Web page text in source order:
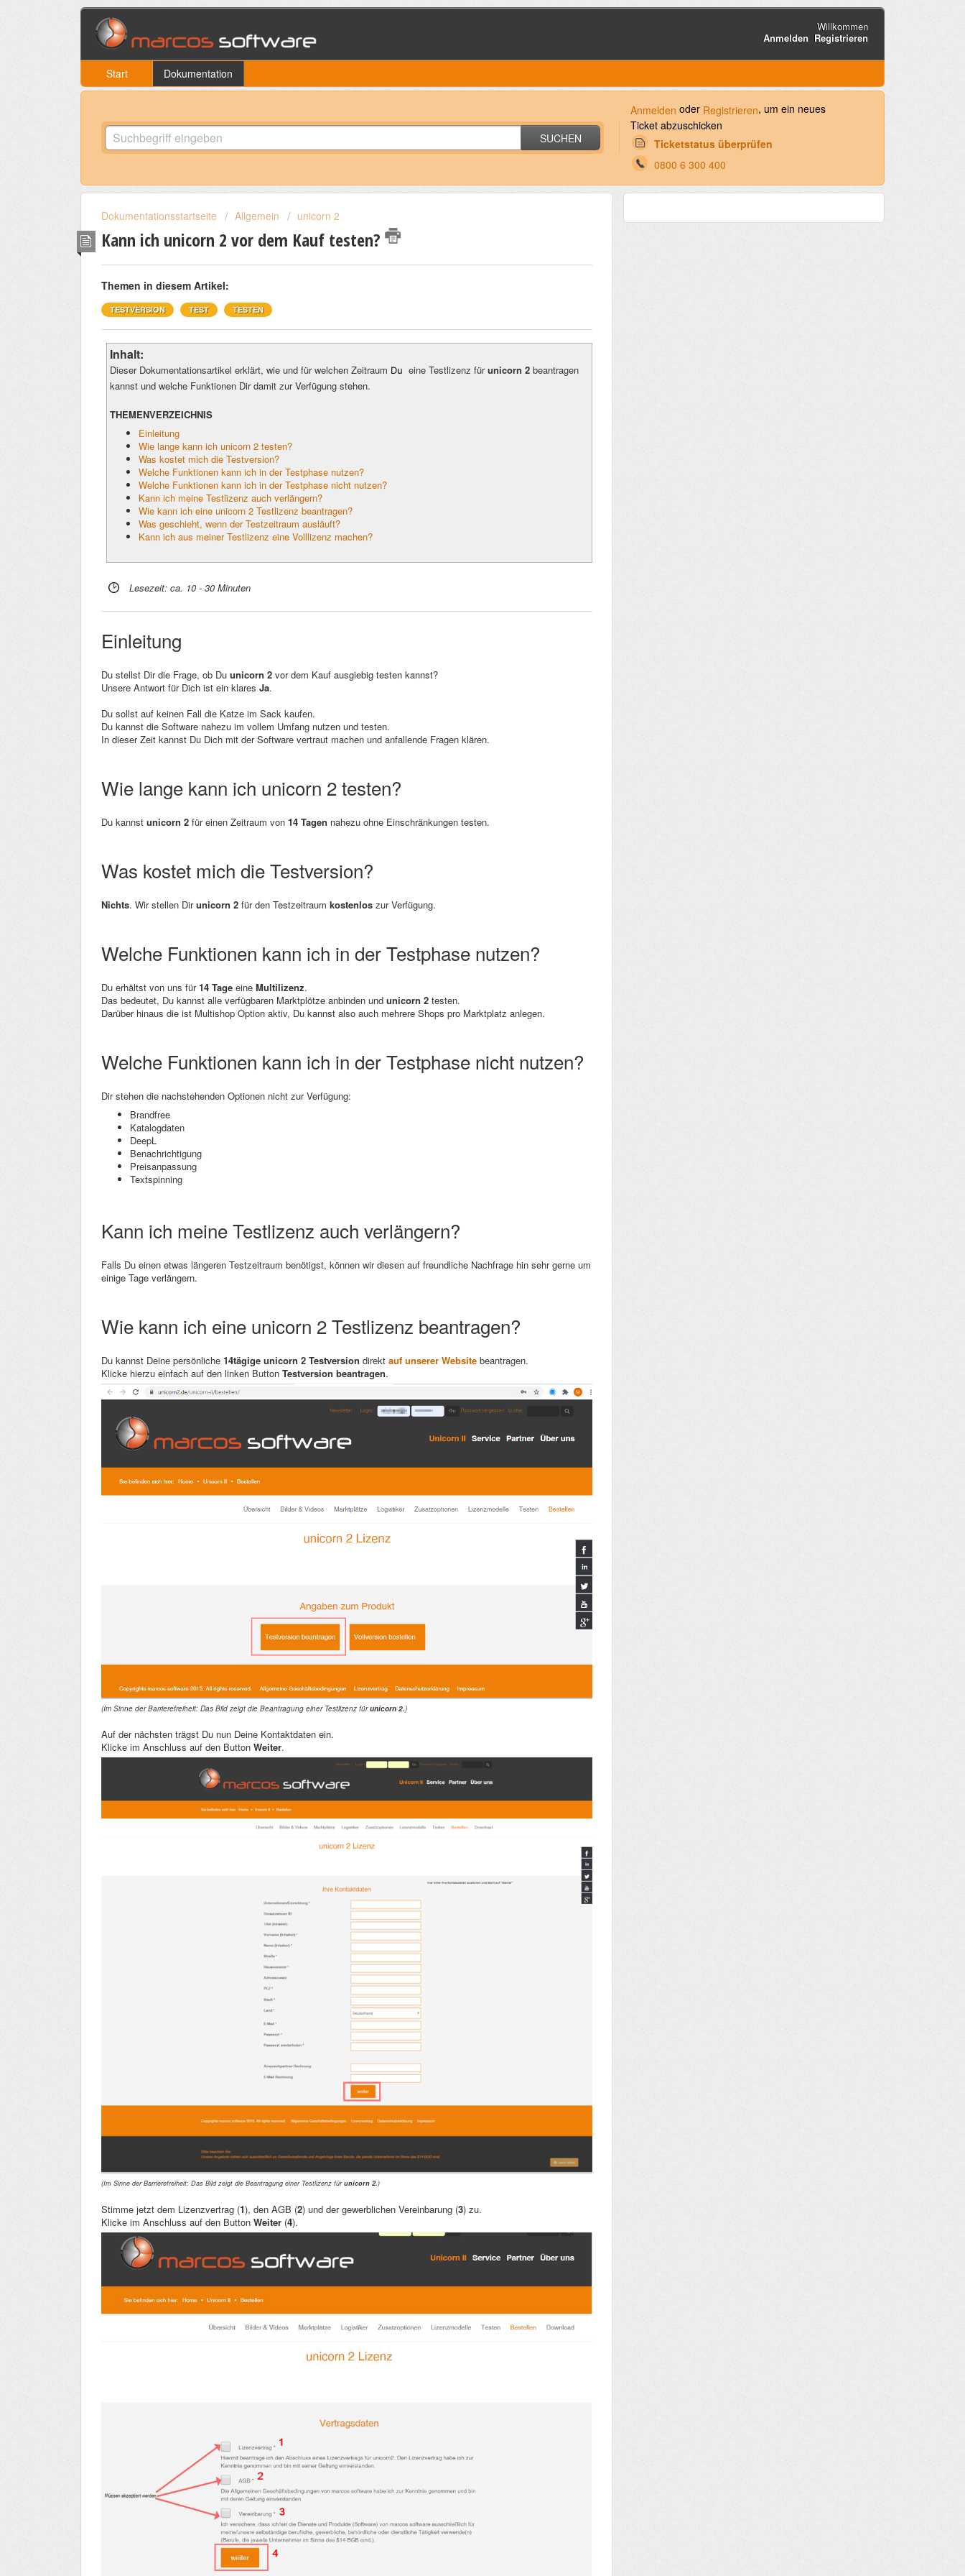
Willkommen
Anmelden Registrieren
Start Dokumentation
SUCHEN
Anmelden oder Registrieren, um ein neues
Ticket abzuschicken
Ticketstatus überprüfen
0800 6 300 400
Dokumentationsstartseite Allgemein unicorn 2
Kann ich unicorn 2 vor dem Kauf testen?
Themen in diesem Artikel:
TESTVERSION TEST TESTEN
Inhalt:
Dieser Dokumentationsartikel erklärt, wie und für welchen Zeitraum Du eine Testlizenz fürunicorn 2beantragen
kannst und welche Funktionen Dir damit zur Verfügung stehen.
THEMENVERZEICHNIS
Einleitung
Wie lange kann ich unicorn 2 testen?
Was kostet mich die Testversion?
Welche Funktionen kann ich in der Testphase nutzen?
Welche Funktionen kann ich in der Testphase nicht nutzen?
Kann ich meine Testlizenz auch verlängern?
Wie kann ich eine unicorn 2 Testlizenz beantragen?
Was geschieht, wenn der Testzeitraum ausläuft?
Kann ich aus meiner Testlizenz eine Volllizenz machen?
Lesezeit: ca. 10 - 30 Minuten
Einleitung
Du stellst Dir die Frage, ob Du unicorn 2 vor dem Kauf ausgiebig testen kannst?
Unsere Antwort für Dich ist ein klares Ja.
Du sollst auf keinen Fall die Katze im Sack kaufen.
Du kannst die Software nahezu im vollem Umfang nutzen und testen.
In dieser Zeit kannst Du Dich mit der Software vertraut machen und anfallende Fragen klären.
Wie lange kann ich unicorn 2 testen?
Du kannst unicorn 2 für einen Zeitraum von 14 Tagen nahezu ohne Einschränkungen testen.
Was kostet mich die Testversion?
Nichts. Wir stellen Dirunicorn 2 für den Testzeitraum kostenlos zur Verfügung.
Welche Funktionen kann ich in der Testphase nutzen?
Du erhältst von uns für14 Tage eine Multilizenz.
Das bedeutet, Du kannst alle verfügbaren Marktplötze anbinden und unicorn 2 testen.
Darüber hinaus die ist Multishop Option aktiv, Du kannst also auch mehrere Shops pro Marktplatz anlegen.
Welche Funktionen kann ich in der Testphase nicht nutzen?
Dir stehen die nachstehenden Optionen nicht zur Verfügung:
Brandfree
Katalogdaten
DeepL
Benachrichtigung
Preisanpassung
Textspinning
Kann ich meine Testlizenz auch verlängern?
Falls Du einen etwas längeren Testzeitraum benötigst, können wir diesen auf freundliche Nachfrage hin sehr gerne um
einige Tage verlängern.
Wie kann ich eine unicorn 2 Testlizenz beantragen?
Du kannst Deine persönliche 14tägige unicorn 2 Testversion direkt auf unserer Website beantragen.
Klicke hierzu einfach auf den linken Button Testversion beantragen.
(Im Sinne der Barrierefreiheit: Das Bild zeigt die Beantragung einer Testlizenz fürunicorn 2.)
Auf der nächsten trägst Du nun Deine Kontaktdaten ein.
Klicke im Anschluss auf den Button Weiter.
(Im Sinne der Barrierefreiheit: Das Bild zeigt die Beantragung einer Testlizenz fürunicorn 2.)
Stimme jetzt dem Lizenzvertrag (1), den AGB (2) und der gewerblichen Vereinbarung (3) zu.
Klicke im Anschluss auf den Button Weiter (4).